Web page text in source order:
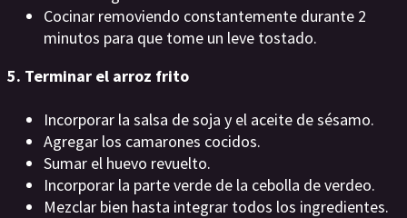
Cocinar removiendo constantemente durante 2
minutos para que tome un leve tostado.
5. Terminar el arroz frito
Incorporar la salsa de soja y el aceite de sésamo.
Agregar los camarones cocidos.
Sumar el huevo revuelto.
Incorporar la parte verde de la cebolla de verdeo.
Mezclar bien hasta integrar todos los ingredientes.